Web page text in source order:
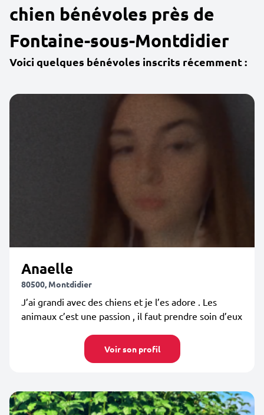
chien bénévoles près de
Fontaine-sous-Montdidier
Voici quelques bénévoles inscrits récemment :
Anaelle
80500, Montdidier
J’ai grandi avec des chiens et je l’es adore . Les
animaux c’est une passion , il faut prendre soin d’eux
Voir son profil